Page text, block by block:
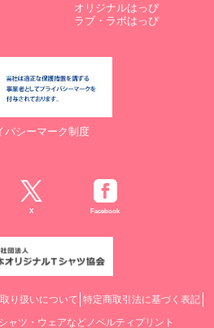
オリジナルはっぴ
ラブ・ラボはっぴ
バシーマーク制度
X Facebook
り扱いについて 特定商取引法に基づく表記
ャツ・ウェアなどノベルティプリント